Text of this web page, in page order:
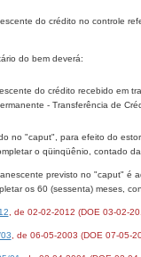
do crédito no controle
do bem deverá:
do crédito recebido em
- Transferência de
no "caput", para efeito do
o qüinqüênio, contado
previsto no "caput" é
os 60 (sessenta) meses,
, de 02-02-2012 (DOE 03-02-
, de 06-05-2003 (DOE 07-05-